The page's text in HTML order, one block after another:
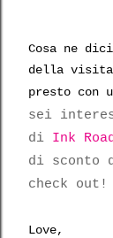
Cosa ne
della visita
presto con
sei
di Ink
di sconto
check out!
Love,